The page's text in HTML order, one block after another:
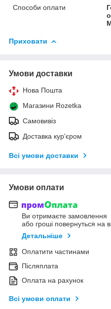
Способи оплати
Приховати
Умови доставки
Нова Пошта
Магазини Rozetka
Самовивіз
Доставка кур'єром
Всі умови доставки
Умови оплати
Ви отримаєте замовлення
або гроші повернуться на
Детальніше
Оплатити частинами
Післяплата
Оплата на рахунок
Всі умови оплати